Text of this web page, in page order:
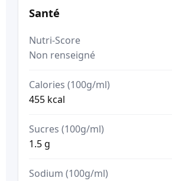
Santé
Nutri-Score
Non renseigné
Calories (100g/ml)
455 kcal
Sucres (100g/ml)
1.5 g
Sodium (100g/ml)